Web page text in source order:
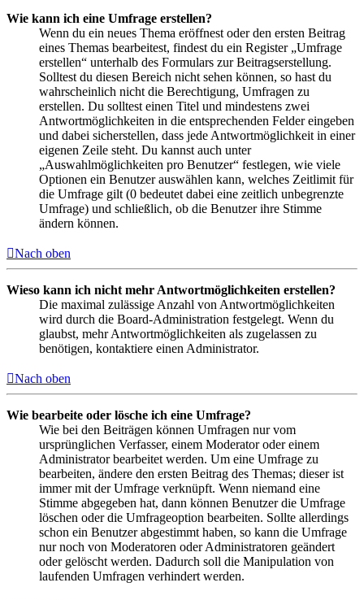
Wie kann ich eine Umfrage erstellen?
Wenn du ein neues Thema eröffnest oder den ersten Beitrag
eines Themas bearbeitest, findest du ein Register „Umfrage
erstellen“ unterhalb des Formulars zur Beitragserstellung.
Solltest du diesen Bereich nicht sehen können, so hast du
wahrscheinlich nicht die Berechtigung, Umfragen zu
erstellen. Du solltest einen Titel und mindestens zwei
Antwortmöglichkeiten in die entsprechenden Felder eingeben
und dabei sicherstellen, dass jede Antwortmöglichkeit in einer
eigenen Zeile steht. Du kannst auch unter
„Auswahlmöglichkeiten pro Benutzer“ festlegen, wie viele
Optionen ein Benutzer auswählen kann, welches Zeitlimit für
die Umfrage gilt (0 bedeutet dabei eine zeitlich unbegrenzte
Umfrage) und schließlich, ob die Benutzer ihre Stimme
ändern können.
Nach oben
Wieso kann ich nicht mehr Antwortmöglichkeiten erstellen?
Die maximal zulässige Anzahl von Antwortmöglichkeiten
wird durch die Board-Administration festgelegt. Wenn du
glaubst, mehr Antwortmöglichkeiten als zugelassen zu
benötigen, kontaktiere einen Administrator.
Nach oben
Wie bearbeite oder lösche ich eine Umfrage?
Wie bei den Beiträgen können Umfragen nur vom
ursprünglichen Verfasser, einem Moderator oder einem
Administrator bearbeitet werden. Um eine Umfrage zu
bearbeiten, ändere den ersten Beitrag des Themas; dieser ist
immer mit der Umfrage verknüpft. Wenn niemand eine
Stimme abgegeben hat, dann können Benutzer die Umfrage
löschen oder die Umfrageoption bearbeiten. Sollte allerdings
schon ein Benutzer abgestimmt haben, so kann die Umfrage
nur noch von Moderatoren oder Administratoren geändert
oder gelöscht werden. Dadurch soll die Manipulation von
laufenden Umfragen verhindert werden.